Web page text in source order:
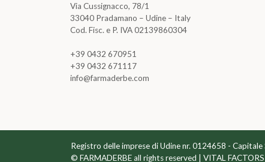
Via Cussignacco, 78/1
33040 Pradamano – Udine – Italy
Cod. Fisc. e P. IVA 02139860304
+39 0432 670951
+39 0432 671117
info@farmaderbe.com
Registro delle imprese di Udine nr. 0124658 -
© FARMADERBE all rights reserved | VITAL